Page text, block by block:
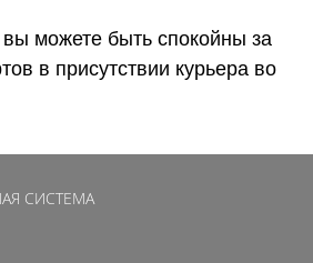
можете быть спокойны за
в присутствии курьера во
СИСТЕМА